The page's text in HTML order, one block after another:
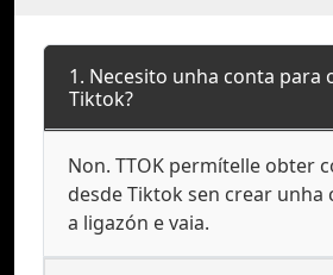
1. Necesito unha conta para
Tiktok?
Non. TTOK permítelle obter
desde Tiktok sen crear unha
a ligazón e vaia.